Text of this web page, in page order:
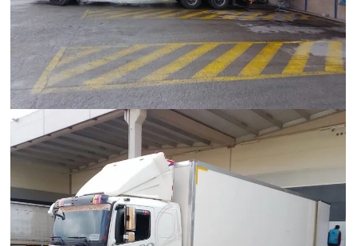
Hümanak Grup Lojistik